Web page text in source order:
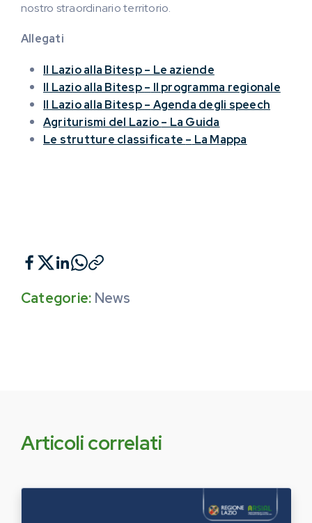
nostro straordinario territorio.
Allegati
Il Lazio alla Bitesp – Le aziende
Il Lazio alla Bitesp– Il programma regionale
Il Lazio alla Bitesp– Agenda degli speech
Agriturismi del Lazio– La Guida
Le strutture classificate – La Mappa
Categorie: News
Articoli correlati